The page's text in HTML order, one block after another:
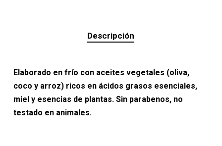
Descripción
Elaborado en frío con aceites vegetales (oliva,
coco y arroz) ricos en ácidos grasos esenciales,
miel y esencias de plantas. Sin parabenos, no
testado en animales.